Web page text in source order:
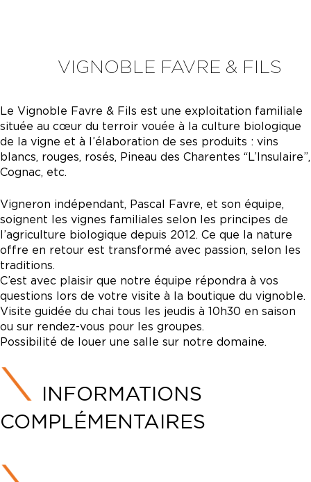
VIGNOBLE FAVRE & FILS
Le Vignoble Favre & Fils est une exploitation familiale
située au cœur du terroir vouée à la culture biologique
de la vigne et à l’élaboration de ses produits : vins
blancs, rouges, rosés, Pineau des Charentes “L’Insulaire”,
Cognac, etc.
Vigneron indépendant, Pascal Favre, et son équipe,
soignent les vignes familiales selon les principes de
l’agriculture biologique depuis 2012. Ce que la nature
offre en retour est transformé avec passion, selon les
traditions.
C’est avec plaisir que notre équipe répondra à vos
questions lors de votre visite à la boutique du vignoble.
Visite guidée du chai tous les jeudis à 10h30 en saison
ou sur rendez-vous pour les groupes.
Possibilité de louer une salle sur notre domaine.
INFORMATIONS
COMPLÉMENTAIRES